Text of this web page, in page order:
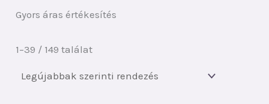
Gyors áras értékesítés
1–39 / 149 találatRendezés